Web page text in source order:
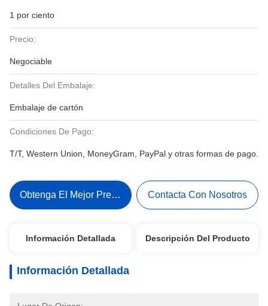
1 por ciento
Precio:
Negociable
Detalles Del Embalaje:
Embalaje de cartón
Condiciones De Pago:
T/T, Western Union, MoneyGram, PayPal y otras formas de pago.
Obtenga El Mejor Precio Contacta Con Nosotros
Información Detallada Descripción Del Producto
Información Detallada